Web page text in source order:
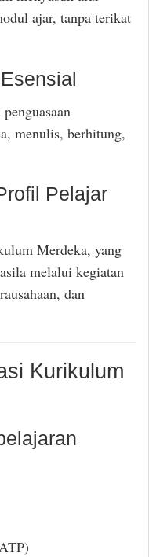
ajar, tanpa terikat
menulis, berhitung,
Pelajar
Merdeka, yang
melalui kegiatan
dan
Kurikulum